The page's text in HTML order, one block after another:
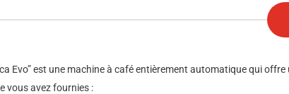
Evo” est une machine à café entièrement automatique qui
vous avez fournies :